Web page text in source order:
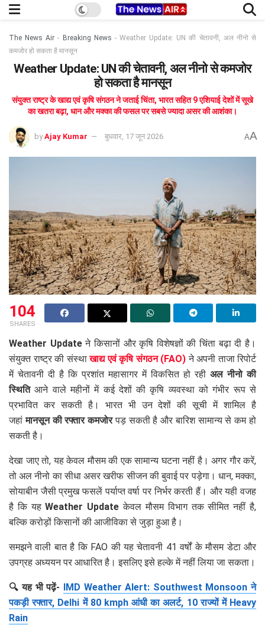
The News Air - Breaking News -Weather Update: UN की चेतावनी, अल नीनो से
कमजोर हो सकता है मानसून
Weather Update: UN की चेतावनी, अल नीनो से कमजोर
हो सकता है मानसून
संयुक्त राष्ट्र के खाद्य एवं कृषि संगठन ने जताई चिंता, भारत सहित 9 एशियाई देशों में सूखे
का खतरा बढ़ा, धान और मक्का की फसल पर सबसे ज्यादा असर की आशंका।
by Ajay Kumar बुधवार, 17 जून 2026 AA
104
SHARES
Weather Updateने किसानों और कृषि विशेषज्ञों की चिंता बढ़ा दी है।
संयुक्त राष्ट्र की संस्थाखाद्य एवं कृषि संगठन (FAO) ने अपनी ताजा रिपोर्ट
में चेतावनी दी है कि प्रशांत महासागर में विकसित हो रही अल नीनो की
स्थितिआने वाले महीनों में कई देशों की कृषि व्यवस्था को गंभीर रूप से
प्रभावित कर सकती है। भारत भी उन देशों की सूची में शामिल है
जहांमानसून की रफ्तार कमजोरपड़ सकती है और बारिश सामान्य से कम हो
सकती है।
देखा जाए तो, यह केवल मौसम की एक सामान्य घटना नहीं है। अगर गौर करें,
तो अल नीनो का सीधा असर खरीफ सीजन की बुवाई पर पड़ेगा। धान, मक्का,
सोयाबीन जैसी प्रमुख फसलें पर्याप्त वर्षा पर निर्भर करती हैं। और यही वजह
है कि यहWeather Update केवल मौसम विभाग तक सीमित नहीं है,
बल्कि करोड़ों किसानों की आजीविका से जुड़ा हुआ है।
समझने वाली बात है कि FAO की यह चेतावनी 41 वर्षों के मौसम डेटा और
उपग्रह अध्ययन पर आधारित है। इसलिए इसे हल्के में नहीं लिया जा सकता।
🔍 यह भी पढ़ें- IMD Weather Alert: Southwest Monsoon ने
पकड़ी रफ्तार, Delhi में 80 kmph आंधी का अलर्ट, 10 राज्यों में Heavy
Rain